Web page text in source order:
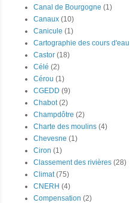
Canal de Bourgogne (1)
Canaux (10)
Canicule (1)
Cartographie des cours d'eau
Castor (18)
Célé (2)
Cérou (1)
CGEDD (9)
Chabot (2)
Champdôtre (2)
Charte des moulins (4)
Chevesne (1)
Ciron (1)
Classement des rivières (28)
Climat (75)
CNERH (4)
Compensation (2)